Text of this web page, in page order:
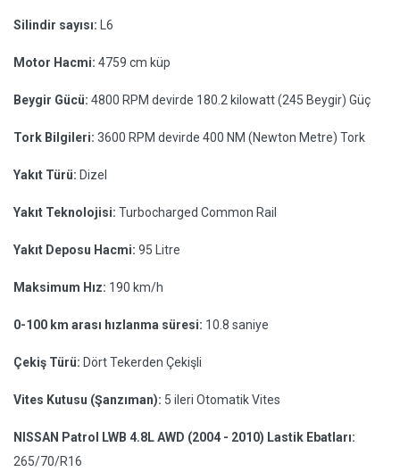
Silindir sayısı: L6
Motor Hacmi: 4759 cm küp
Beygir Gücü: 4800 RPM devirde 180.2 kilowatt (245 Beygir) Güç
Tork Bilgileri: 3600 RPM devirde 400 NM (Newton Metre) Tork
Yakıt Türü: Dizel
Yakıt Teknolojisi: Turbocharged Common Rail
Yakıt Deposu Hacmi: 95 Litre
Maksimum Hız: 190 km/h
0-100 km arası hızlanma süresi: 10.8 saniye
Çekiş Türü: Dört Tekerden Çekişli
Vites Kutusu (Şanzıman): 5 ileri Otomatik Vites
NISSAN Patrol LWB 4.8L AWD (2004 - 2010) Lastik Ebatları:
265/70/R16